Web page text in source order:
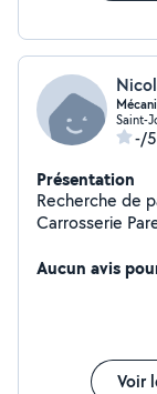
Saint-
-/5
Présentation
Recherche de pannes auto
Aucun avis
Voir